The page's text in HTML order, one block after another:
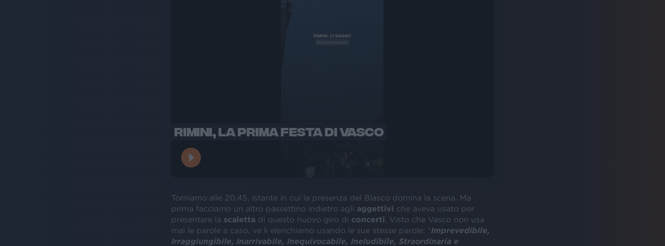
RIMINI, LA PRIMA FESTA DI VASCO
Torniamo alle 20.45, istante in cui la presenza del Blasco domina la scena. Ma
prima facciamo un altro passettino indietro agli aggettivi che aveva usato per
presentare la scaletta di questo nuovo giro di concerti . Visto che Vasco non usa
mai le parole a caso, ve li elenchiamo usando le sue stesse parole: “Imprevedibile,
Irraggiungibile, Inarrivabile, Inequivocabile, Ineludibile, Straordinaria e